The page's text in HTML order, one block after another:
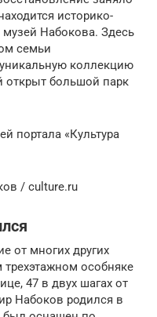
историко-
Набокова. Здесь
семьи
коллекцию
открыт большой парк
портала «Культура
/ culture.ru
от многих других
особняке
47 в двух шагах от
Набоков родился в